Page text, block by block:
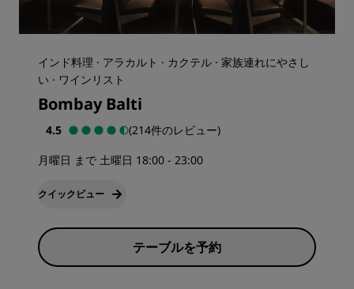
インド料理 · アラカルト · カクテル · 家族連れにやさし
い · ワインリスト
Bombay Balti
4.5
(214件のレビュー)
月曜日 まで 土曜日 18:00 - 23:00
クイックビュー
テーブルを予約